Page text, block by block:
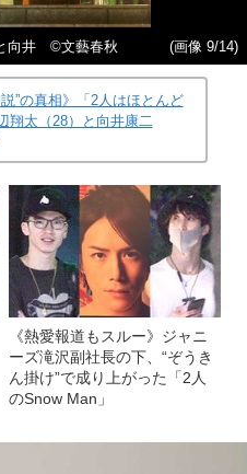
向井 ©文藝春秋 (画像 9/14)
説”の真相》「2人はほとんど
翔太（28）と向井康二
《熱愛報道もスルー》ジャニ
ーズ滝沢副社長の下、“ぞうき
ん掛け”で成り上がった「2人
のSnow Man」